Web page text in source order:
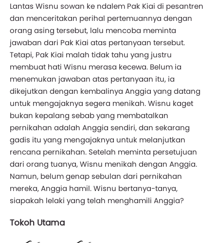
Lantas Wisnu sowan ke ndalem Pak Kiai di pesantren
dan menceritakan perihal pertemuannya dengan
orang asing tersebut, lalu mencoba meminta
jawaban dari Pak Kiai atas pertanyaan tersebut.
Tetapi, Pak Kiai malah tidak tahu yang justru
membuat hati Wisnu merasa kecewa. Belum ia
menemukan jawaban atas pertanyaan itu, ia
dikejutkan dengan kembalinya Anggia yang datang
untuk mengajaknya segera menikah. Wisnu kaget
bukan kepalang sebab yang membatalkan
pernikahan adalah Anggia sendiri, dan sekarang
gadis itu yang mengajaknya untuk melanjutkan
rencana pernikahan. Setelah meminta persetujuan
dari orang tuanya, Wisnu menikah dengan Anggia.
Namun, belum genap sebulan dari pernikahan
mereka, Anggia hamil. Wisnu bertanya-tanya,
siapakah lelaki yang telah menghamili Anggia?
Tokoh Utama